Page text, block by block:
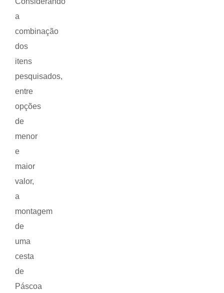
a
combinação
dos
itens
pesquisados,
entre
opções
de
menor
e
maior
valor,
a
montagem
de
uma
cesta
de
Páscoa